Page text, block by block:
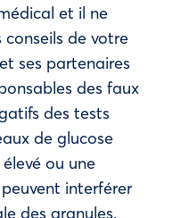
et il ne
de votre
ses partenaires
des faux
des tests
de glucose
ou une
interférer
des granules.